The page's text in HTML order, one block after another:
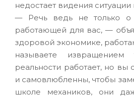
недостает видения ситуации
— Речь ведь не только
работающей для вас, —
здоровой экономике,
называете
реальности работает, но вы
и самовлюбленны, чтобы
школе механиков, они